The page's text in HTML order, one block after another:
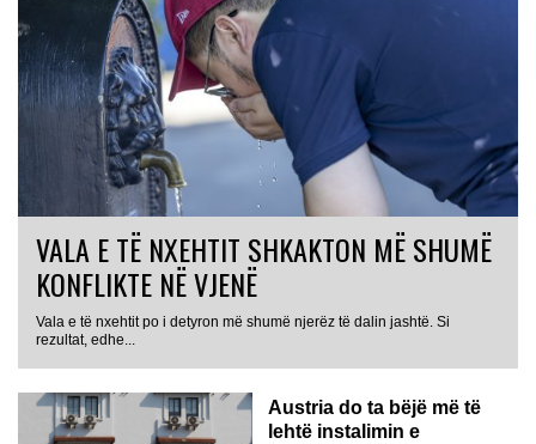
VALA E TË NXEHTIT SHKAKTON MË SHUMË
KONFLIKTE NË VJENË
Vala e të nxehtit po i detyron më shumë njerëz të dalin jashtë. Si
rezultat, edhe...
Austria do ta bëjë më të
lehtë instalimin e